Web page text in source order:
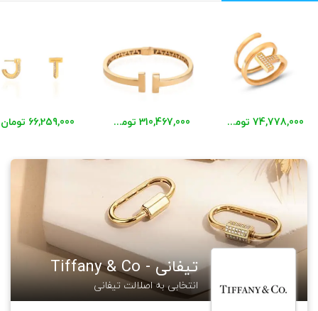
74,778,000 تومان 310,467,000 تومان 66,259,000 تومان
تیفانی - Tiffany & Co
انتخابی به اصلالت تیفانی